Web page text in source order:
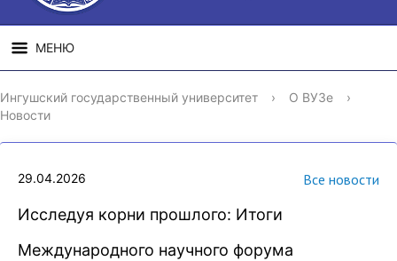
МЕНЮ
СВЕДЕНИЯ ОБ
ОБРАЗОВАТЕЛЬНОЙ
НАУЧНАЯ
ДЕЯТЕЛЬНОСТЬ
Ингушский государственный университет › О ВУЗе
›
Новости
29.04.2026 Все новости
Исследуя корни прошлого: Итоги
Международного научного форума